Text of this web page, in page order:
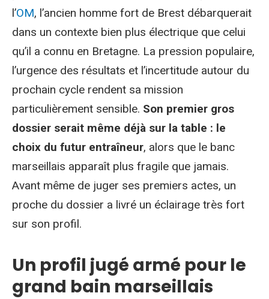
l’OM, l’ancien homme fort de Brest débarquerait
dans un contexte bien plus électrique que celui
qu’il a connu en Bretagne. La pression populaire,
l’urgence des résultats et l’incertitude autour du
prochain cycle rendent sa mission
particulièrement sensible. Son premier gros
dossier serait même déjà sur la table : le
choix du futur entraîneur, alors que le banc
marseillais apparaît plus fragile que jamais.
Avant même de juger ses premiers actes, un
proche du dossier a livré un éclairage très fort
sur son profil.
Un profil jugé armé pour le
grand bain marseillais